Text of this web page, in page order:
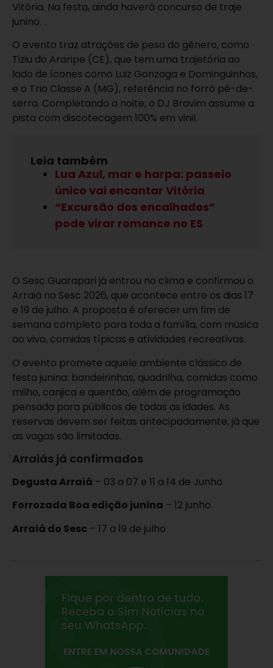
Vitória. Na festa, ainda haverá concurso de traje
junino.
O evento traz atrações de peso do gênero, como
Tiziu do Araripe (CE), que tem uma trajetória ao
lado de ícones como Luiz Gonzaga e Dominguinhos,
e o Trio Classe A (MG), referência no forró pé-de-
serra. Completando a noite, o DJ Bravim assume a
pista com discotecagem 100% em vinil.
Leia também
Lua Azul, mar e harpa: passeio
único vai encantar Vitória
“Excursão dos encalhados”
pode virar romance no ES
O Sesc Guarapari já entrou no clima e confirmou o
Arraiá no Sesc 2026, que acontece entre os dias 17
e 19 de julho. A proposta é oferecer um fim de
semana completo para toda a família, com música
ao vivo, comidas típicas e atividades recreativas.
O evento promete aquele ambiente clássico de
festa junina: bandeirinhas, quadrilha, comidas como
milho, canjica e quentão, além de programação
pensada para públicos de todas as idades. As
reservas devem ser feitas antecipadamente, já que
as vagas são limitadas.
Arraiás já confirmados
Degusta Arraiá – 03 a 07 e 11 a 14 de Junho
Forrozada Boa edição junina – 12 junho
Arraiá do Sesc – 17 a 19 de julho